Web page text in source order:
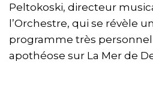
Peltokoski, directeur
l’Orchestre, qui se révèle
programme très personnel
apothéose sur La Mer de